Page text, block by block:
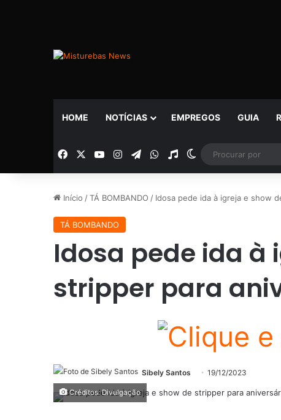
HOME NOTÍCIAS EMPREGOS GUIA
Facebook YouTubeInstagramTelegramWhatsApp
Rádio Switch skin
Início /TÁ BOMBANDO / Idosa pede ida à igreja e show
TÁ BOMBANDO
Idosa pede ida à
stripper para
Sibely Santos 19/12/2023
Créditos: Divulgação